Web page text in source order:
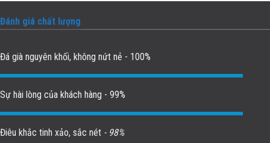
Đánh giá chất lượng
Đá già nguyên khối, không nứt nẻ - 100%
Sự hài lòng của khách hàng - 99%
Điêu khắc tinh xảo, sắc nét - 98%